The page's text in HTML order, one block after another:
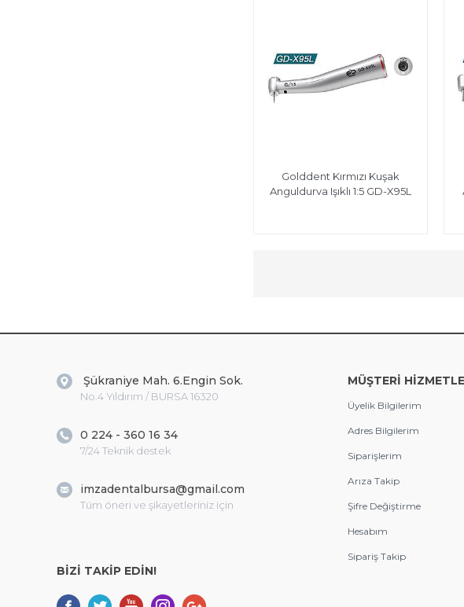
Golddent Kırmızı Kuşak
Anguldurva Işıklı 1:5 GD-X95L
Şükraniye Mah. 6.Engin Sok.
No.4 Yıldırım / BURSA 16320
0 224 - 360 16 34
7/24 Teknik destek
imzadentalbursa@gmail.com
Tüm öneri ve şikayetleriniz için
BİZİ TAKİP EDİN!
MÜŞTERİ
Üyelik Bilgilerim
Adres Bilgilerim
Siparişlerim
Arıza Takip
Şifre Değiştirme
Hesabım
Sipariş Takip